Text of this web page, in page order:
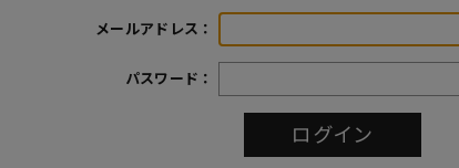
メールアドレス：
パスワード：